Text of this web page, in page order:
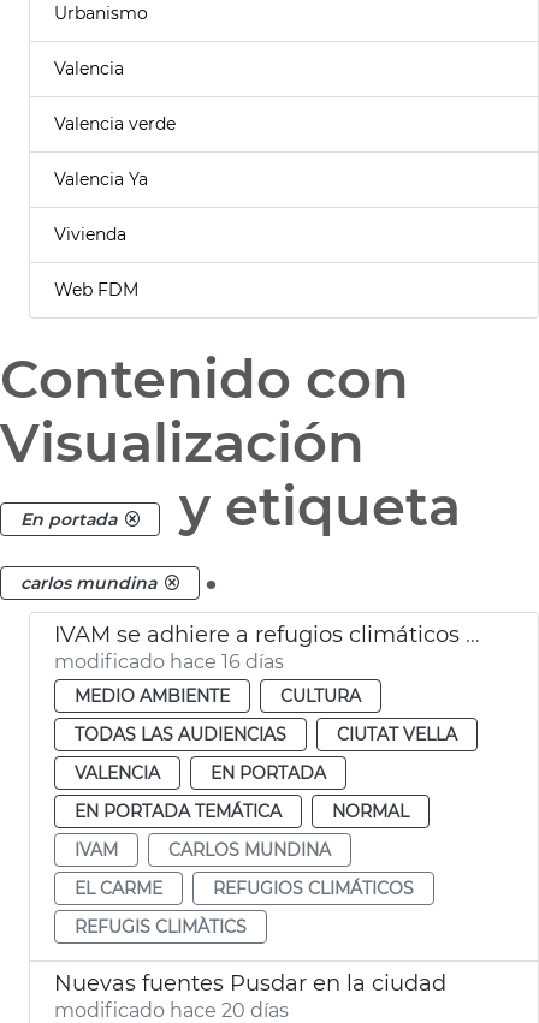
Urbanismo
Valencia
Valencia verde
Valencia Ya
Vivienda
Web FDM
Contenido con
Visualización
En portada y etiqueta
carlos mundina .
IVAM se adhiere a refugios climáticos València
modificado hace 16 días
MEDIO AMBIENTE
CULTURA
TODAS LAS AUDIENCIAS
CIUTAT VELLA
VALENCIA
EN PORTADA
EN PORTADA TEMÁTICA
NORMAL
IVAM
CARLOS MUNDINA
EL CARME
REFUGIOS CLIMÁTICOS
REFUGIS CLIMÀTICS
Nuevas fuentes Pusdar en la ciudad
modificado hace 20 días